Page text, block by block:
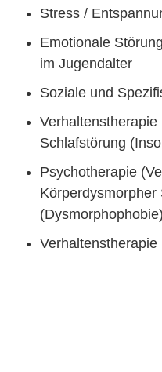
Stress /
Emotionale
im Jugendalter
Soziale und
Schlafstörung
Psychotherapie
Körperdysmorpher
(Dysmorphophobie)